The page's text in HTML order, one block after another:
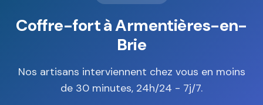
Coffre-fort à Armentières-en-
Brie
Nos artisans interviennent chez vous en moins
de 30 minutes, 24h/24 - 7j/7.